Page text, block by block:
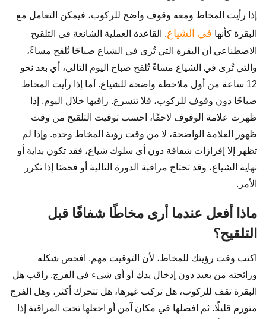
إذا رأيت المخاط ومعه وقوف واضح للركوب، فيمكن التعامل مع
البقرة كأنها في الشياع. القاعدة العملية الشائعة في التلقيح
الاصطناعي أن البقرة التي تُرى في الشياع صباحًا تُلقح مساءً،
والتي تُرى في الشياع مساءً تُلقح صباح اليوم التالي، أي بعد نحو
12 ساعة من أول ملاحظة واضحة للشياع. أما إذا رأيت المخاط
صباحًا دون وقوف للركوب، فلا تتسرع. راقبها خلال اليوم. إذا
ظهرت علامة الوقوف لاحقًا، احسب توقيت التلقيح من وقت
ظهور العلامة الواضحة، لا من وقت رؤية المخاط وحده. وإذا لم
تظهر إلا إفرازات شفافة دون أي سلوك شياع، فقد تكون بداية أو
نهاية الشياع، وقد تحتاج مراقبة الدورة التالية أو فحصًا إذا تكرر
الأمر.
ماذا أفعل عندما أرى مخاطًا شفافًا قبل
التلقيح؟
اكتب وقت رؤيتك للمخاط، لأن التوقيت مهم. افحص شكله
ورائحته من بعيد دون إدخال يدك أو أي شيء في الفرج. راقب هل
البقرة تقف للركوب، هل تركب غيرها، هل تتحرك أكثر، وهل الفرج
متورم قليلًا. ثم افصلها في مكان آمن أو اجعلها تحت المراقبة إذا